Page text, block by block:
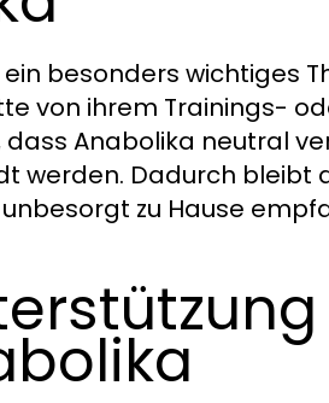
besonders wichtiges
von ihrem Trainings-
Anabolika neutral
werden. Dadurch bleibt
zu Hause